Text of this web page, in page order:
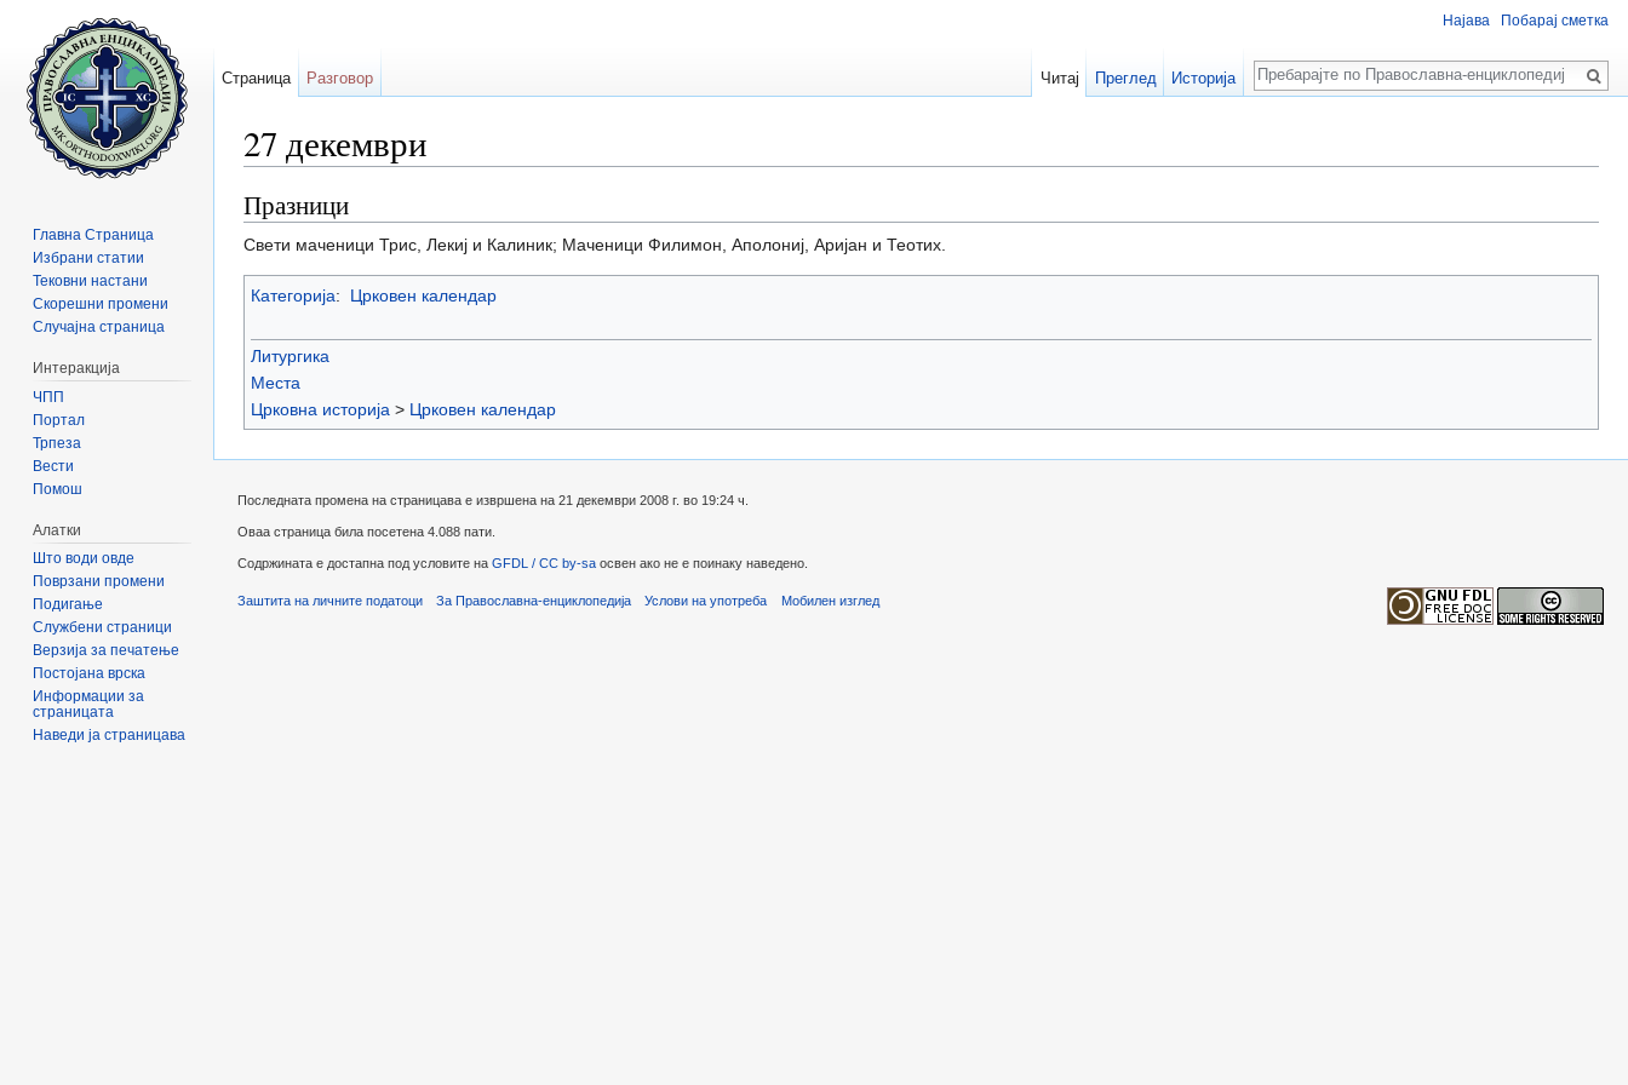
27 декември
Празници
Свети маченици Трис, Лекиј и Калиник; Маченици Филимон, Аполониј, Аријан и Теотих.
Категорија: Црковен календар
Литургика
Места
Црковна историја > Црковен календар
Најава Побарај сметка
Страница Разговор Читај Преглед Историја
Пребарај
Главна Страница
Избрани статии
Тековни настани
Скорешни промени
Случајна страница
Интеракција
ЧПП
Портал
Трпеза
Вести
Помош
Алатки
Што води овде
Поврзани промени
Подигање
Службени страници
Верзија за печатење
Постојана врска
Информации за
страницата
Наведи ја страницава
Последната промена на страницава е извршена на 21 декември 2008 г. во 19:24 ч.
Оваа страница била посетена 4.088 пати.
Содржината е достапна под условите на GFDL / CC by-sa освен ако не е поинаку наведено.
Заштита на личните податоци За Православна-енциклопедија Услови на употреба Мобилен изглед